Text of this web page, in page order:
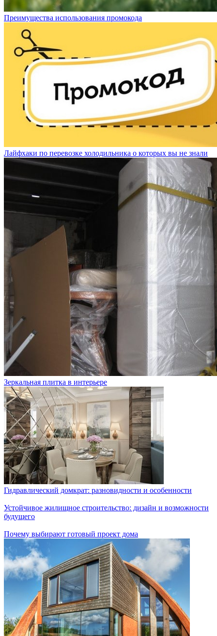
Преимущества использования промокода
Лайфхаки по перевозке холодильника о которых вы не знали
Зеркальная плитка в интерьере
Гидравлический домкрат: разновидности и особенности
Устойчивое жилищное строительство: дизайн и возможности
будущего
Почему выбирают готовый проект дома